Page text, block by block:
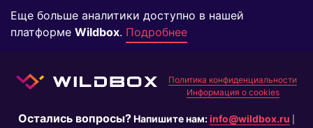
Еще больше аналитики доступно в нашей
платформе Wildbox. Подробнее
Политика конфиденциальности
Информация о cookies
Остались вопросы?Напишите нам:info@wildbox.ru